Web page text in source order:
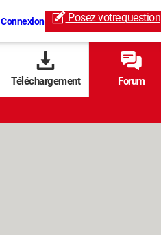
Connexion Posez votrequestion
Téléchargement Forum